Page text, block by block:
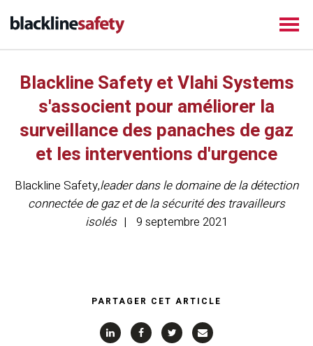
Blackline Safety et Vlahi Systems
s'associent pour améliorer la
surveillance des panaches de gaz
et les interventions d'urgence
Blackline Safety,leader dans le domaine de la détection
connectée de gaz et de la sécurité des travailleurs
isolés
9 septembre 2021
PARTAGER CET ARTICLE